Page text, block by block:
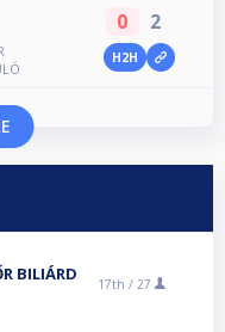
0 2
H2H
BILIÁRD
17th / 27